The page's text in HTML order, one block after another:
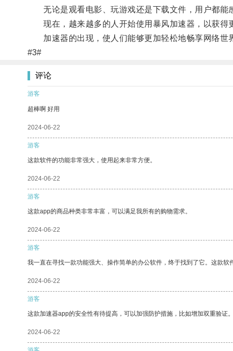
无论是观看电影、玩游戏还是下载文件，用户都能
现在，越来越多的人开始使用暴风加速器，以获得
加速器的出现，使人们能够更加轻松地畅享网络世
#3#
评论
游客
超棒啊 好用
2024-06-22
游客
这款软件的功能非常强大，使用起来非常方便。
2024-06-22
游客
这款app的商品种类非常丰富，可以满足我所有的购物需求。
2024-06-22
游客
我一直在寻找一款功能强大、操作简单的办公软件，终于找到了它。这款
2024-06-22
游客
这款加速器app的安全性有待提高，可以加强防护措施，比如增加双重验证。
2024-06-22